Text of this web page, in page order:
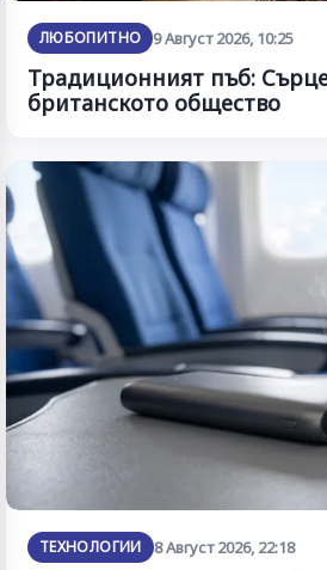
ЛЮБОПИТНО 9 Август 2026, 10:25
Традиционният пъб:
британското общество
ТЕХНОЛОГИИ 8 Август 2026, 22:18